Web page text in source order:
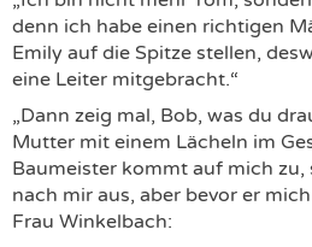
denn ich habe einen richtigen
Emily auf die Spitze stellen,
eine Leiter mitgebracht.“
„Dann zeig mal, Bob, was du
Mutter mit einem Lächeln im
Baumeister kommt auf mich zu,
nach mir aus, aber bevor er
Frau Winkelbach: